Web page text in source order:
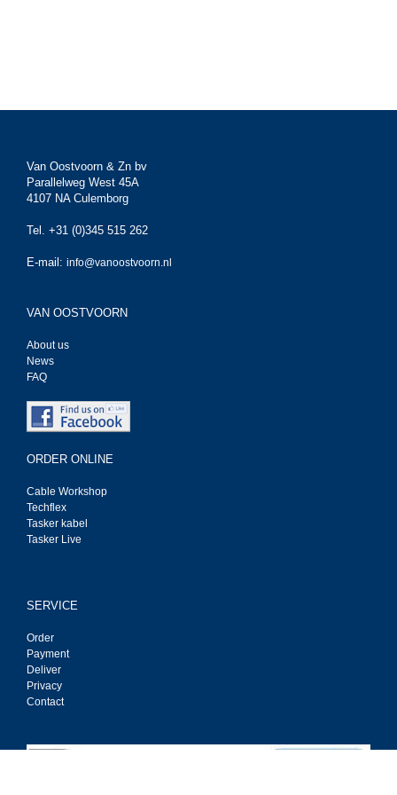
Van Oostvoorn & Zn bv
Parallelweg West 45A
4107 NA Culemborg
Tel. +31 (0)345 515 262
E-mail: info@vanoostvoorn.nl
VAN OOSTVOORN
About us
News
FAQ
ORDER ONLINE
Cable Workshop
Techflex
Tasker kabel
Tasker Live
SERVICE
Order
Payment
Deliver
Privacy
Contact